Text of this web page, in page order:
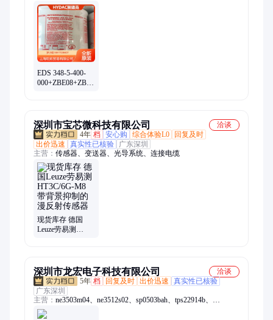
感器、松下传感器、无杆气缸、ab伺服电机、气体遮蔽阀、紧急
开放阀、吸附式干燥器、ASCO电磁阀、费斯托电磁阀、FESTO
气缸、诺冠电子压力开关、贝加莱模块、博力谋、霍尼韦尔限位
开关、伊顿叶片泵、Origa无杆气缸、Pilz继电器、阿托斯液压阀
EDS 348-5-400-
000+ZBE08+ZBM300
深圳市宝芯微科技有限公司
洽谈
4年 档 安心购 综合体验L0
回复及时
出价迅速
真实性已核验
广东深圳
主营： 传感器、变送器、光导系统、连接电缆
现货库存 德国
Leuze劳易测
深圳市龙宏电子科技有限公司
洽谈
5年 档 回复及时 出价迅速
真实性已核验
广东深圳
主营： ne3503m04、ne3512s02、sp0503bah、tps22914b、
iso1044bd、lt8410edc、保险丝、比较器、b02p-vl-r、ase5s4010、